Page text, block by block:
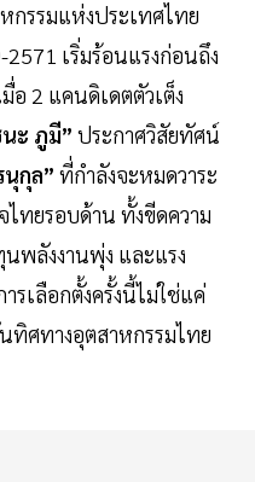
กรรมแห่งประเทศไทย
เริ่มร้อนแรงก่อนถึง
อ 2 แคนดิเดตตัวเต็ง
ะ ภูมี” ประกาศวิสัยทัศน์
นุกุล” ที่กำลังจะหมดวาระ
ทยรอบด้าน ทั้งขีดความ
พลังงานพุ่ง และแรง
รเลือกตั้งครั้งนี้ไม่ใช่แค่
ทิศทางอุตสาหกรรมไทย